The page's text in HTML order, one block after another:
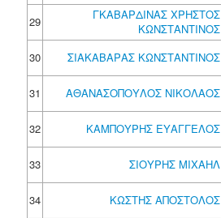
29
ΓΚΑΒΑΡΔΙΝΑΣ ΧΡΗΣΤΟΣ
ΚΩΝΣΤΑΝΤΙΝΟΣ
30
ΣΙΑΚΑΒΑΡΑΣ ΚΩΝΣΤΑΝΤΙΝΟΣ
31
ΑΘΑΝΑΣΟΠΟΥΛΟΣ ΝΙΚΟΛΑΟΣ
32
ΚΑΜΠΟΥΡΗΣ ΕΥΑΓΓΕΛΟΣ
33
ΣΙΟΥΡΗΣ ΜΙΧΑΗΛ
34
ΚΩΣΤΗΣ ΑΠΟΣΤΟΛΟΣ